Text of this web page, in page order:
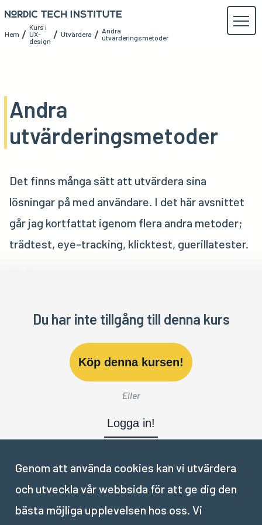
Hem / Kurs i
UX-
design / Utvärdera / Andra
utvärderingsmetoder
Andra
utvärderingsmetoder
Det finns många sätt att utvärdera sina
lösningar på med användare. I det här avsnittet
går jag kortfattat igenom flera andra metoder;
trädtest, eye-tracking, klicktest, guerillatester.
Du har inte tillgång till denna kurs
Köp denna kursen!
Eller
Logga in!
Nästa del:
Genom att använda cookies kan vi utvärdera
och utveckla vår webbsida för att ge dig den
bästa möjliga upplevelsen hos oss. Vi